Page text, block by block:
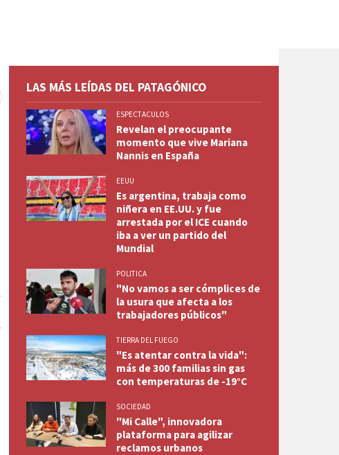
LAS MÁS LEÍDAS DEL PATAGÓNICO
ESPECTACULOS
Revelan el preocupante
momento que vive Mariana
Nannis en España
EEUU
Es argentina, trabaja como
niñera en EE.UU. y fue
arrestada por el ICE cuando
iba a ver un partido del
Mundial
POLITICA
"No vamos a ser cómplices de
la usura que afecta a los
trabajadores públicos"
TIERRA DEL FUEGO
"Es atentar contra la vida":
más de 300 familias sin gas
con temperaturas de -19°C
SOCIEDAD
"Mi Calle", innovadora
plataforma para agilizar
reclamos urbanos